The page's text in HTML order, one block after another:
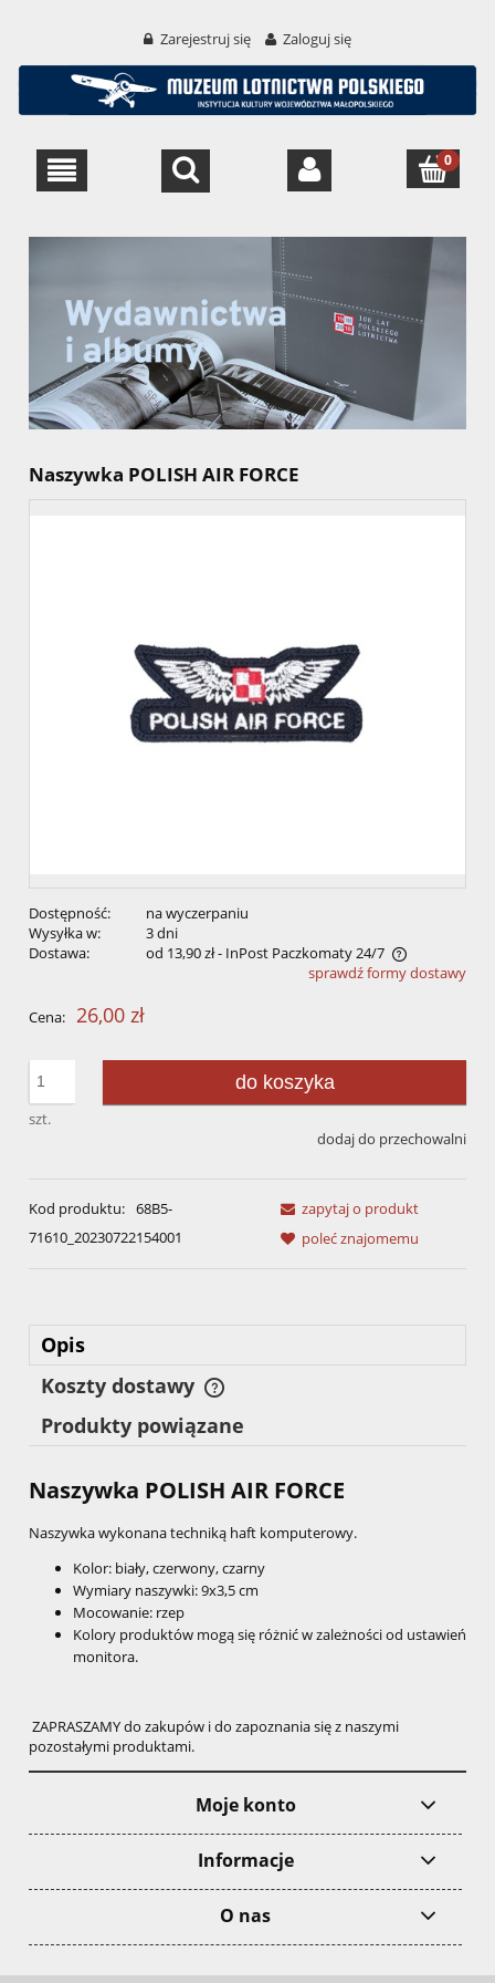
Zarejestruj się Zaloguj się
Naszywka POLISH AIR FORCE
Dostępność:
na wyczerpaniu
Wysyłka w:
3 dni
Dostawa:
od 13,90 zł- InPost Paczkomaty 24/7
Cena nie zawiera ewentualnych kosztów płatnościsprawdź formy dostawy
Cena: 26,00 zł
szt.
do koszyka
dodaj do przechowalni
Kod produktu: 68B5-
71610_20230722154001
zapytaj o produkt
poleć znajomemu
Opis
Koszty dostawy
Cena nie zawiera ewentualnych kosztów płatności
Produkty powiązane
Naszywka POLISH AIR FORCE
Naszywka wykonana techniką haft komputerowy.
Kolor: biały, czerwony, czarny
Wymiary naszywki: 9x3,5 cm
Mocowanie: rzep
Kolory produktów mogą się różnić w zależności od ustawień
monitora.
ZAPRASZAMY do zakupów i do zapoznania się z naszymi
pozostałymi produktami.
Moje konto
Informacje
O nas